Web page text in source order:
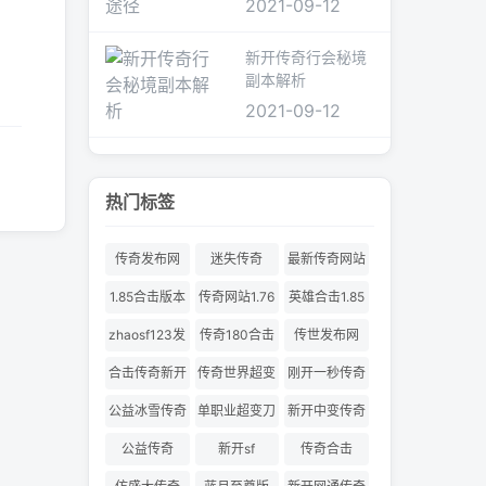
2021-09-12
新开传奇行会秘境
副本解析
2021-09-12
热门标签
传奇发布网 迷失传奇 最新传奇网站
1.85合击版本 传奇网站1.76
英雄合击1.85
合击
zhaosf123发
布网
传奇180合击 传世发布网
合击传奇新开
服
传奇世界超变
刚开一秒传奇
180合击
公益冰雪传奇
单职业超变刀
刀切割
新开中变传奇
公益传奇 新开sf 传奇合击